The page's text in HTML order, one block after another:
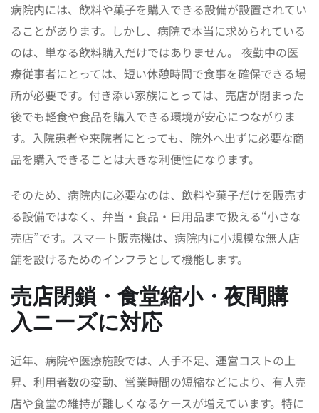
病院内には、飲料や菓子を購入できる設備が設置されてい
ることがあります。しかし、病院で本当に求められている
のは、単なる飲料購入だけではありません。 夜勤中の医
療従事者にとっては、短い休憩時間で食事を確保できる場
所が必要です。付き添い家族にとっては、売店が閉まった
後でも軽食や食品を購入できる環境が安心につながりま
す。入院患者や来院者にとっても、院外へ出ずに必要な商
品を購入できることは大きな利便性になります。
そのため、病院内に必要なのは、飲料や菓子だけを販売す
る設備ではなく、弁当・食品・日用品まで扱える“小さな
売店”です。スマート販売機は、病院内に小規模な無人店
舗を設けるためのインフラとして機能します。
売店閉鎖・食堂縮小・夜間購
入ニーズに対応
近年、病院や医療施設では、人手不足、運営コストの上
昇、利用者数の変動、営業時間の短縮などにより、有人売
店や食堂の維持が難しくなるケースが増えています。特に